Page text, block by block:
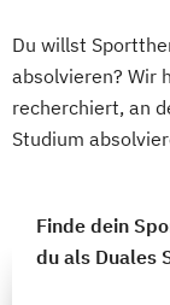
Du willst
absolvieren? Wir
recherchiert, an
Studium
Finde dein
du als Duales